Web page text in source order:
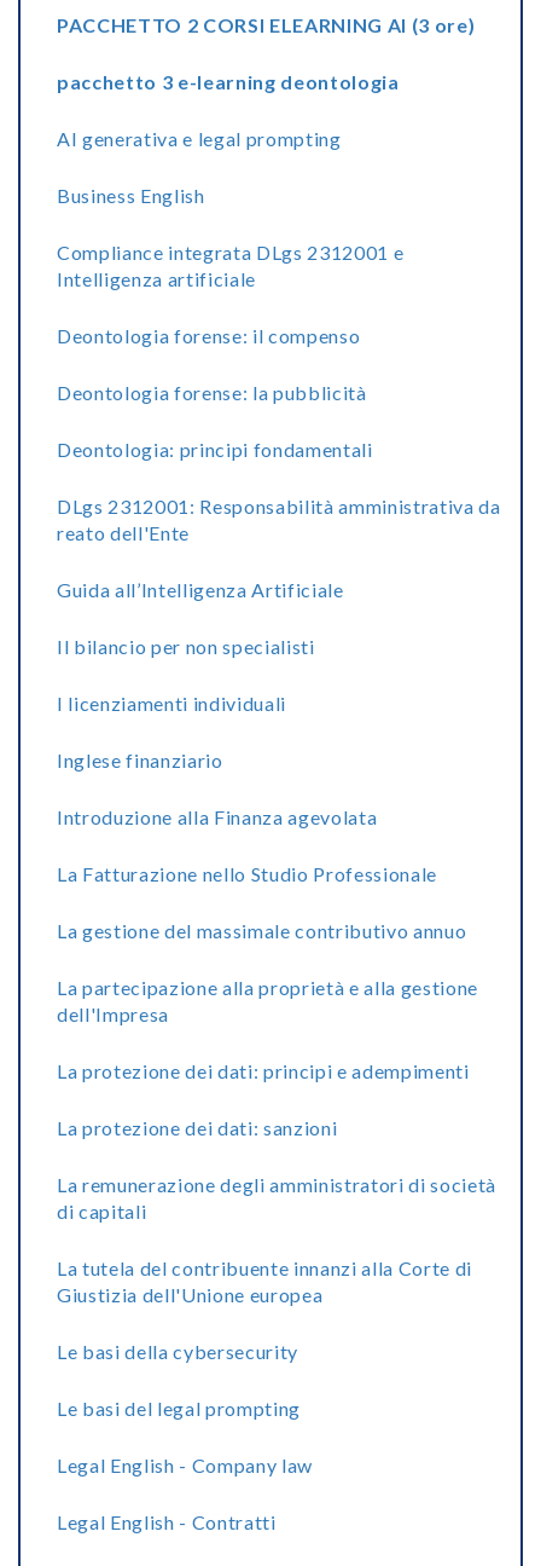
PACCHETTO 2 CORSI ELEARNING AI (3 ore)
pacchetto 3 e-learning deontologia
AI generativa e legal prompting
Business English
Compliance integrata DLgs 2312001 e
Intelligenza artificiale
Deontologia forense: il compenso
Deontologia forense: la pubblicità
Deontologia: principi fondamentali
DLgs 2312001: Responsabilità amministrativa da
reato dell'Ente
Guida all’Intelligenza Artificiale
Il bilancio per non specialisti
I licenziamenti individuali
Inglese finanziario
Introduzione alla Finanza agevolata
La Fatturazione nello Studio Professionale
La gestione del massimale contributivo annuo
La partecipazione alla proprietà e alla gestione
dell'Impresa
La protezione dei dati: principi e adempimenti
La protezione dei dati: sanzioni
La remunerazione degli amministratori di società
di capitali
La tutela del contribuente innanzi alla Corte di
Giustizia dell'Unione europea
Le basi della cybersecurity
Le basi del legal prompting
Legal English - Company law
Legal English - Contratti